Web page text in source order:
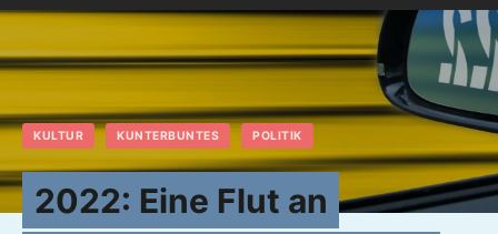
KULTUR KUNTERBUNTES POLITIK
2022: Eine Flut an